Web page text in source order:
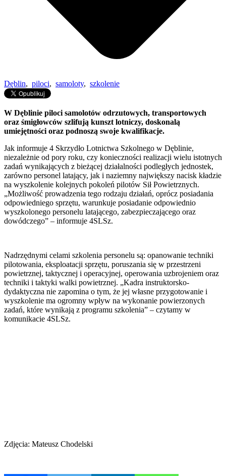
Dęblin, piloci, samoloty, szkolenie
W Dęblinie piloci samolotów odrzutowych, transportowych
oraz śmigłowców szlifują kunszt lotniczy, doskonalą
umiejętności oraz podnoszą swoje kwalifikacje.
Jak informuje 4 Skrzydło Lotnictwa Szkolnego w Dęblinie,
niezależnie od pory roku, czy konieczności realizacji wielu istotnych
zadań wynikających z bieżącej działalności podległych jednostek,
zarówno personel latający, jak i naziemny największy nacisk kładzie
na wyszkolenie kolejnych pokoleń pilotów Sił Powietrznych.
„Możliwość prowadzenia tego rodzaju działań, oprócz posiadania
odpowiedniego sprzętu, warunkuje posiadanie odpowiednio
wyszkolonego personelu latającego, zabezpieczającego oraz
dowódczego” – informuje 4SLSz.
Nadrzędnymi celami szkolenia personelu są: opanowanie techniki
pilotowania, eksploatacji sprzętu, poruszania się w przestrzeni
powietrznej, taktycznej i operacyjnej, operowania uzbrojeniem oraz
techniki i taktyki walki powietrznej. „Kadra instruktorsko-
dydaktyczna nie zapomina o tym, że jej własne przygotowanie i
wyszkolenie ma ogromny wpływ na wykonanie powierzonych
zadań, które wynikają z programu szkolenia” – czytamy w
komunikacie 4SLSz.
Zdjęcia: Mateusz Chodelski